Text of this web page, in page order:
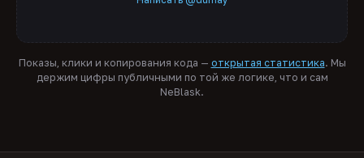
Показы, клики и копирования кода — открытая статистика. Мы
держим цифры публичными по той же логике, что и сам
NeBlask.